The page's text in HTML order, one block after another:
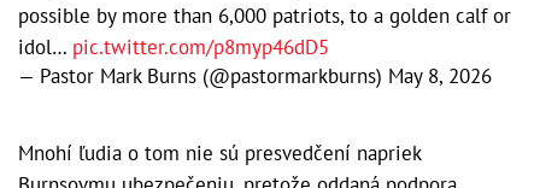
possible by more than 6,000 patriots, to a golden calf or
idol… pic.twitter.com/p8myp46dD5
— Pastor Mark Burns (@pastormarkburns) May 8, 2026
Mnohí ľudia o tom nie sú presvedčení napriek